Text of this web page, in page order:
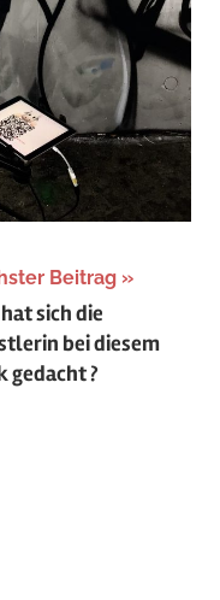
Beitrag
sich die
bei diesem
gedacht ?